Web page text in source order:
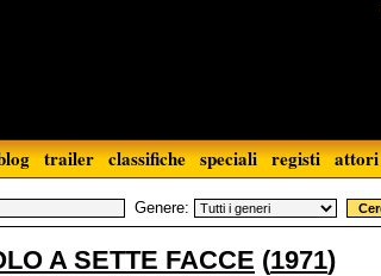
trailer classifiche speciali registi attori
Genere:
A SETTE FACCE (1971)